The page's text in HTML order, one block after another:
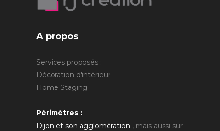
A propos
Services proposés :
Décoration d'intérieur
Home Staging
Périmètres :
Dijon et son agglomération , mais aussi sur